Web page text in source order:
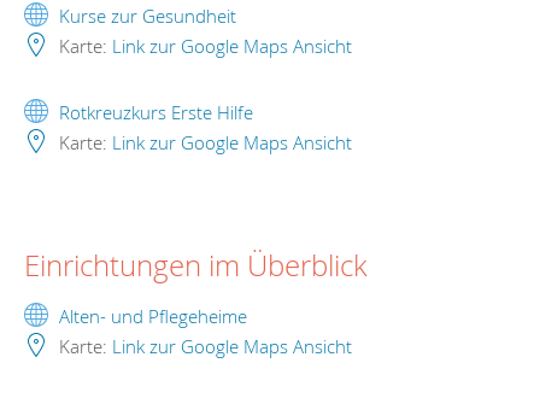
Kurse zur Gesundheit
Karte: Link zur Google Maps Ansicht
Rotkreuzkurs Erste Hilfe
Karte: Link zur Google Maps Ansicht
Einrichtungen im Überblick
Alten- und Pflegeheime
Karte: Link zur Google Maps Ansicht